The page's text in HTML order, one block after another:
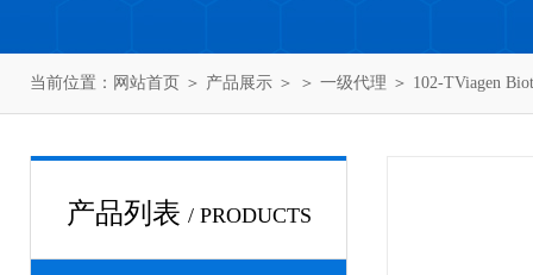
当前位置： 网站首页 ＞ 产品展示 ＞ ＞ 一级代理 ＞ 102-TViagen
产品列表 / PRODUCTS